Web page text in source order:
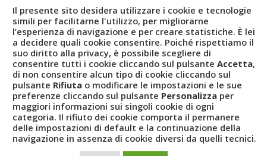
alle Maldive
Il presente sito desidera utilizzare i cookie e tecnologie
simili per facilitarne l'utilizzo, per migliorarne
l’esperienza di navigazione e per creare statistiche. È lei
a decidere quali cookie consentire. Poiché rispettiamo il
suo diritto alla privacy, è possibile scegliere di
consentire tutti i cookie cliccando sul pulsante Accetta,
di non consentire alcun tipo di cookie cliccando sul
pulsante Rifiuta o modificare le impostazioni e le sue
preferenze cliccando sul pulsante Personalizza per
maggiori informazioni sui singoli cookie di ogni
categoria. Il rifiuto dei cookie comporta il permanere
delle impostazioni di default e la continuazione della
navigazione in assenza di cookie diversi da quelli tecnici.